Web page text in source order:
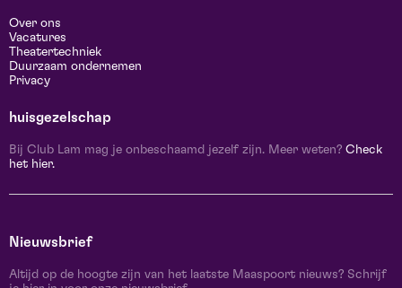
Over ons
Vacatures
Theatertechniek
Duurzaam ondernemen
Privacy
huisgezelschap
Bij Club Lam mag je onbeschaamd jezelf zijn. Meer weten? Check
het hier.
Nieuwsbrief
Altijd op de hoogte zijn van het laatste Maaspoort nieuws? Schrijf